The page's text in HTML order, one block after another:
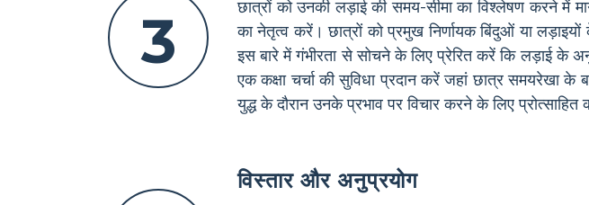
3
छात्रों को उनकी लड़ाई की समय-सीमा का विश्लेषण करने में
का नेतृत्व करें। छात्रों को प्रमुख निर्णायक बिंदुओं या
इस बारे में गंभीरता से सोचने के लिए प्रेरित करें कि लड़ाई के
एक कक्षा चर्चा की सुविधा प्रदान करें जहां छात्र समयरेखा के
युद्ध के दौरान उनके प्रभाव पर विचार करने के लिए प्रोत्साहित
विस्तार और अनुप्रयोग